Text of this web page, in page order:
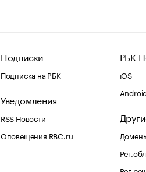
Подписки
Подписка на РБК
Уведомления
RSS Новости
Оповещения RBC.ru
РБК
iOS